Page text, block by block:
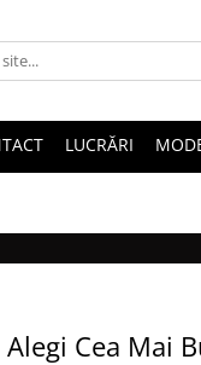
LUCRĂRI
Alegi Cea Mai